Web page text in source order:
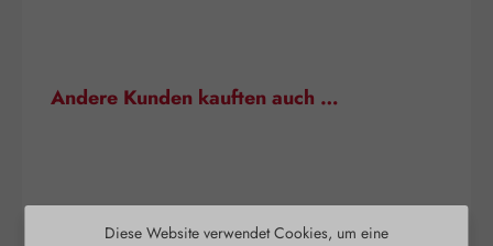
Produktgalerie überspringen
Andere Kunden kauften auch …
Diese Website verwendet Cookies, um eine